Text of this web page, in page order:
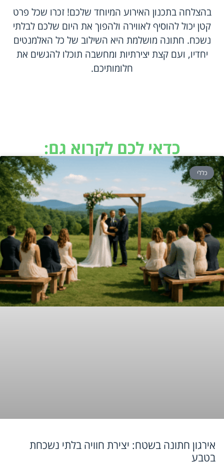
בהצלחה בתכנון האירוע המיוחד שלכם! זכרו שכל פרט
קטן יכול להוסיף לאווירה ולהפוך את היום שלכם לבלתי
נשכח. חתונה מושלמת היא השילוב של כל האלמנטים
יחדיו, ועם קצת יצירתיות ומחשבה תוכלו להגשים את
חלומותיכם.
כדאי לכם לקרוא גם:
כללי
אירגון חתונה בשטח: יצירת חוויה בלתי נשכחת
בטבע